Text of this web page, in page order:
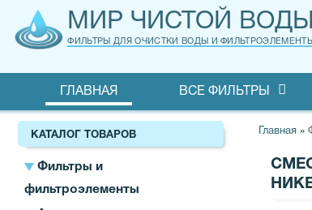
МИР ЧИСТОЙ ВОДЫ
ФИЛЬТРЫ ДЛЯ ОЧИСТКИ ВОДЫ И ФИЛЬТРОЭЛЕМЕНТЫ
ГЛАВНАЯ ВСЕ ФИЛЬТРЫ
КАТАЛОГ ТОВАРОВ
Фильтры и
фильтроэлементы
Главная »